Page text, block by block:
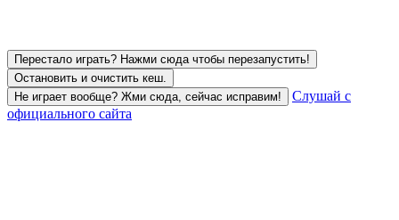
Перестало играть? Нажми сюда чтобы перезапустить!
Остановить и очистить кеш.
Не играет вообще? Жми сюда, сейчас исправим!
Слушай с
официального сайта